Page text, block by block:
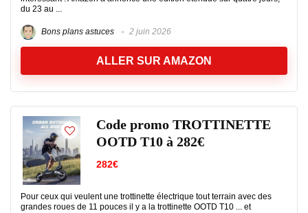
du 23 au ...
Bons plans astuces 2 juin 2026
ALLER SUR AMAZON
Code promo TROTTINETTE
OOTD T10 à 282€
282€
Pour ceux qui veulent une trottinette électrique tout terrain avec des
grandes roues de 11 pouces il y a la trottinette OOTD T10 ... et